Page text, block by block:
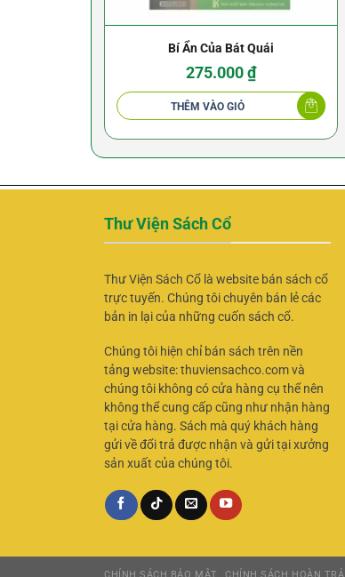
Bí Ẩn Của Bát Quái
275.000₫
THÊM VÀO GIỎ
Thư Viện Sách Cổ
Thư Viện Sách Cổ là website bán sách cổ
trực tuyến. Chúng tôi chuyên bán lẻ các
bản in lại của những cuốn sách cổ.
Chúng tôi hiện chỉ bán sách trên nền
tảng website: thuviensachco.com và
chúng tôi không có cửa hàng cụ thể nên
không thể cung cấp cũng như nhận hàng
tại cửa hàng. Sách mà quý khách hàng
gửi về đổi trả được nhận và gửi tại xưởng
sản xuất của chúng tôi.